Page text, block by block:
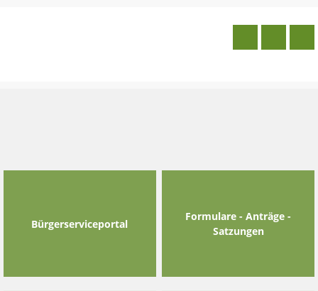
Bürgerserviceportal
Formulare - Anträge -
Satzungen